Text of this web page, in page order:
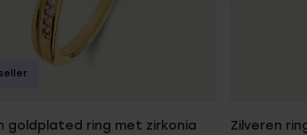
goldplated ring met zirkonia
Zilveren